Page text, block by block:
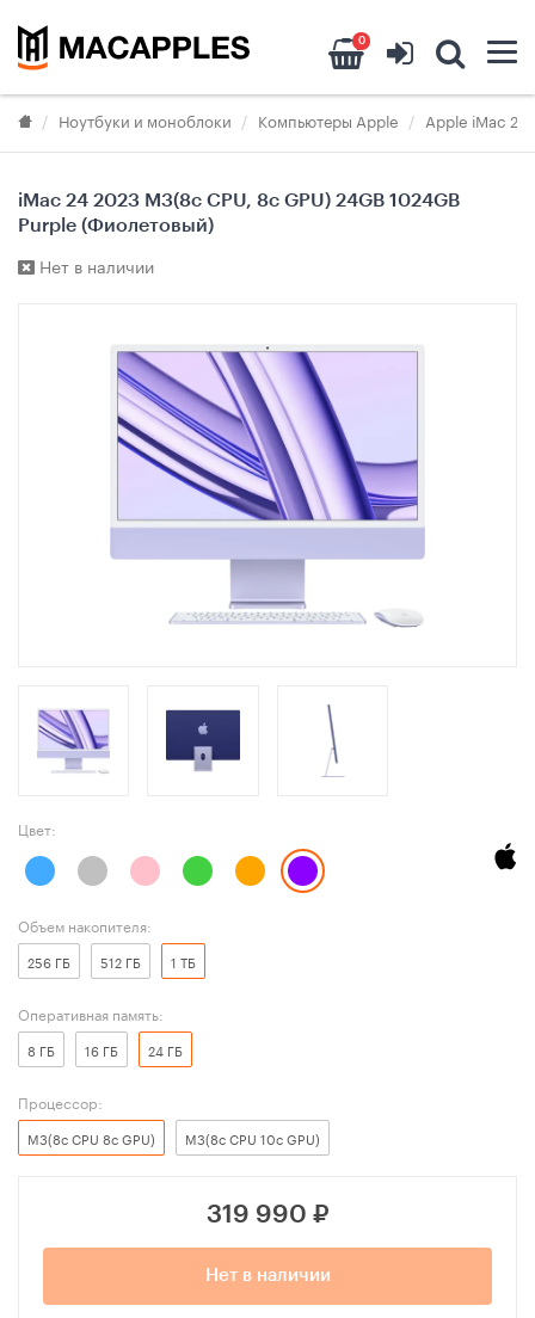
0
Ноутбуки и моноблоки Компьютеры Apple Apple iMac
iMac 24 2023 M3(8c CPU, 8c GPU) 24GB 1024GB
Purple (Фиолетовый)
Нет в наличии
Цвет:
Объем накопителя:
256 ГБ 512 ГБ 1 ТБ
Оперативная память:
8 ГБ 16 ГБ 24 ГБ
Процессор:
M3(8c CPU 8c GPU) M3(8c CPU 10c GPU)
319 990 ₽
Нет в наличии